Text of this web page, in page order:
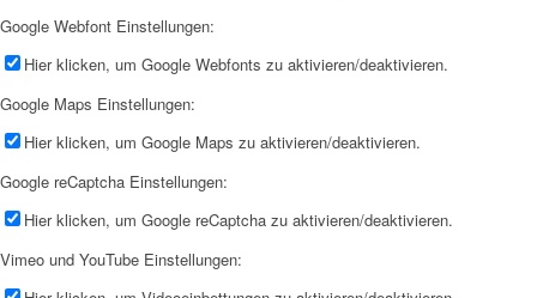
Google Webfont Einstellungen:
Hier klicken, um Google Webfonts zu aktivieren/deaktivieren.
Google Maps Einstellungen:
Hier klicken, um Google Maps zu aktivieren/deaktivieren.
Google reCaptcha Einstellungen:
Hier klicken, um Google reCaptcha zu aktivieren/deaktivieren.
Vimeo und YouTube Einstellungen: